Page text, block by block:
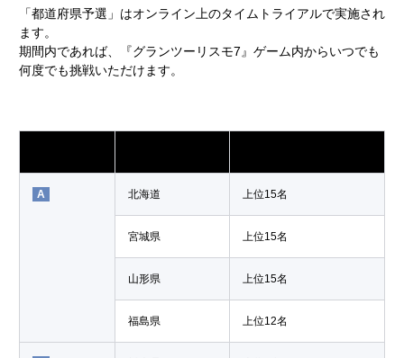
「都道府県予選」はオンライン上のタイムトライアルで実施され
ます。
期間内であれば、『グランツーリスモ7』ゲーム内からいつでも
何度でも挑戦いただけます。
A 北海道 上位15名
宮城県 上位15名
山形県 上位15名
福島県 上位12名